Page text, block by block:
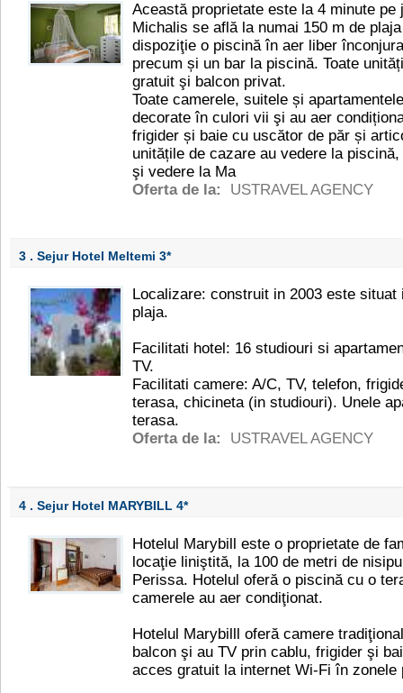
Această proprietate este la 4 minute pe
Michalis se află la numai 150 m de
dispoziţie o piscină în aer liber
precum și un bar la piscină. Toate
gratuit şi balcon privat.
Toate camerele, suitele și
decorate în culori vii şi au aer
frigider și baie cu uscător de păr și
unitățile de cazare au vedere la
şi vedere la Ma
Oferta de la:
USTRAVEL AGENCY
3 . Sejur Hotel Meltemi 3*
Localizare: construit in 2003 este
plaja.
Facilitati hotel: 16 studiouri si
TV.
Facilitati camere: A/C, TV, telefon,
terasa, chicineta (in studiouri). Unele
terasa.
Oferta de la:
USTRAVEL AGENCY
4 . Sejur Hotel MARYBILL 4*
Hotelul Marybill este o proprietate de
locaţie liniştită, la 100 de metri de
Perissa. Hotelul oferă o piscină cu o
camerele au aer condiţionat.
Hotelul Marybilll oferă camere
balcon şi au TV prin cablu, frigider şi
acces gratuit la internet Wi-Fi în zonele